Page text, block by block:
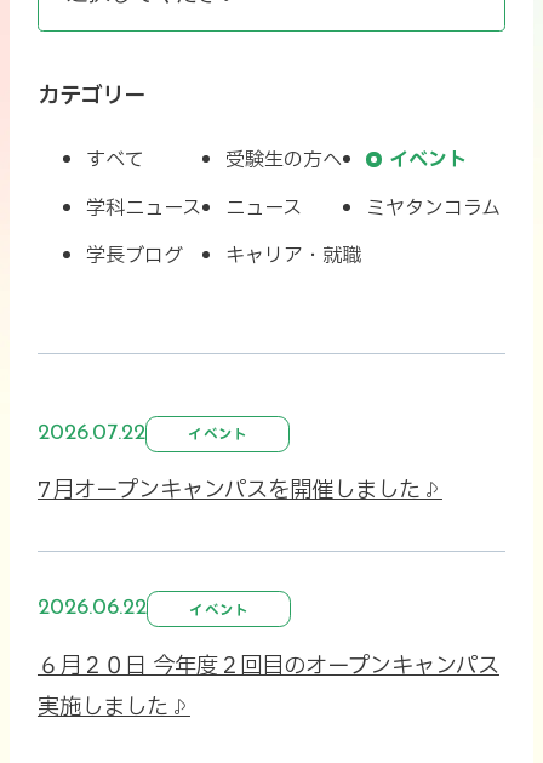
カテゴリー
すべて 受験生の方へ
イベント
学科ニュース
ニュース
ミヤタンコラム
学長ブログ
キャリア・就職
2026.07.22 イベント
7月オープンキャンパスを開催しました♪
2026.06.22 イベント
６月２０日 今年度２回目のオープンキャンパス
実施しました♪